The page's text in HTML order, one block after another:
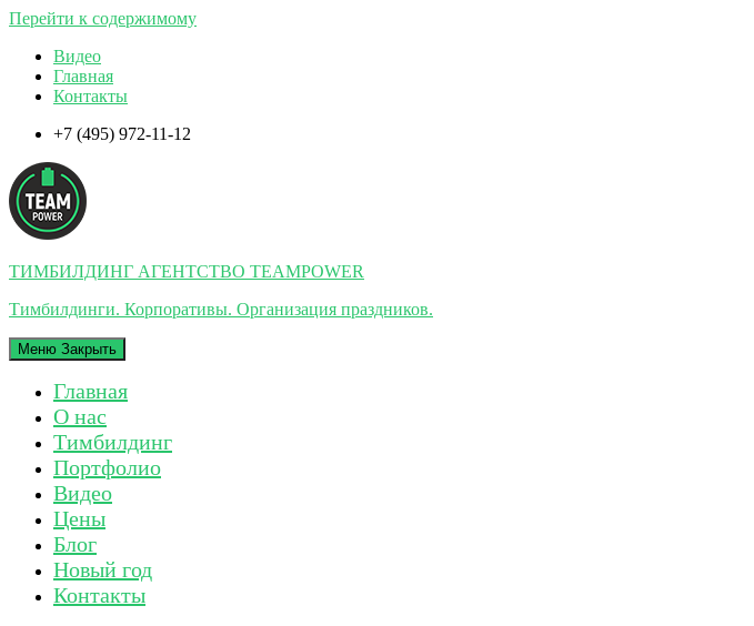
Перейти к содержимому
Видео
Главная
Контакты
+7 (495) 972-11-12
ТИМБИЛДИНГ АГЕНТСТВО TEAMPOWER
Тимбилдинги. Корпоративы. Организация праздников.
Меню Закрыть
Главная
О нас
Тимбилдинг
Портфолио
Видео
Цены
Блог
Новый год
Контакты